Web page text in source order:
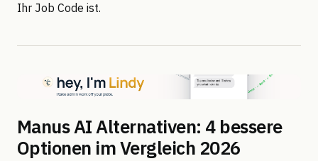
Ihr Job Code ist.
Manus AI Alternativen: 4 bessere
Optionen im Vergleich 2026